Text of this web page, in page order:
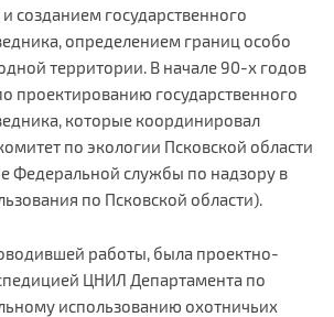
созданием государственного
определением границ особо
территории. В начале 90-х годов
проектированию государственного
которые координировал
по экологии Псковской области
Федеральной службы по надзору в
по Псковской области).
работы, была проектно-
ЦНИЛ Департамента по
использованию охотничьих